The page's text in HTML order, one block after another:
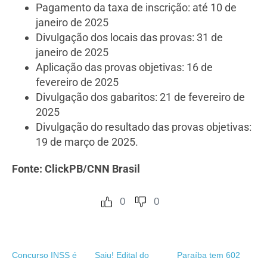
Pagamento da taxa de inscrição: até 10 de
janeiro de 2025
Divulgação dos locais das provas: 31 de
janeiro de 2025
Aplicação das provas objetivas: 16 de
fevereiro de 2025
Divulgação dos gabaritos: 21 de fevereiro de
2025
Divulgação do resultado das provas objetivas:
19 de março de 2025.
Fonte: ClickPB/CNN Brasil
0 0
Concurso INSS é
Saiu! Edital do
Paraíba tem 602